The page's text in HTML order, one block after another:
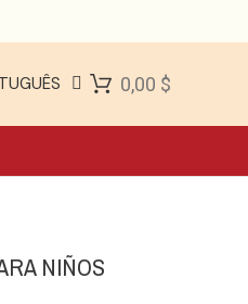
0,00 $
NIÑOS